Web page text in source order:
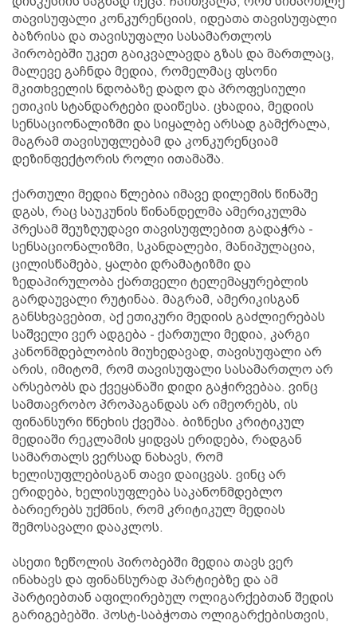
თავისუფალი კონკურენციის, იდეათა თავისუფალი
ბაზრისა და თავისუფალი სასამართლოს
პირობებში უკეთ გაიკვალავდა გზას და მართლაც,
მალევე გაჩნდა მედია, რომელმაც ფსონი
მკითხველის ნდობაზე დადო და პროფესიული
ეთიკის სტანდარტები დაიწესა. ცხადია, მედიის
სენსაციონალიზმი და სიყალბე არსად გამქრალა,
მაგრამ თავისუფლებამ და კონკურენციამ
დეზინფექტორის როლი ითამაშა.
ქართული მედია წლებია იმავე დილემის წინაშე
დგას, რაც საუკუნის წინანდელმა ამერიკულმა
პრესამ შეუზღუდავი თავისუფლებით გადაჭრა -
სენსაციონალიზმი, სკანდალები, მანიპულაცია,
ცილისწამება, ყალბი დრამატიზმი და
ზედაპირულობა ქართველი ტელემაყურებლის
გარდაუვალი რუტინაა. მაგრამ, ამერიკისგან
განსხვავებით, აქ ეთიკური მედიის გაძლიერებას
საშველი ვერ ადგება - ქართული მედია, კარგი
კანონმდებლობის მიუხედავად, თავისუფალი არ
არის, იმიტომ, რომ თავისუფალი სასამართლო არ
არსებობს და ქვეყანაში დიდი გაჭირვებაა. ვინც
სამთავრობო პროპაგანდას არ იმეორებს, ის
ფინანსური წნეხის ქვეშაა. ბიზნესი კრიტიკულ
მედიაში რეკლამის ყიდვას ერიდება, რადგან
სამართალს ვერსად ნახავს, რომ
ხელისუფლებისგან თავი დაიცვას. ვინც არ
ერიდება, ხელისუფლება საკანონმდებლო
ბარიერებს უქმნის, რომ კრიტიკულ მედიას
შემოსავალი დააკლოს.
ასეთი ზეწოლის პირობებში მედია თავს ვერ
ინახავს და ფინანსურად პარტიებზე და ამ
პარტიებთან აფილირებულ ოლიგარქებთან შედის
გარიგებებში. პოსტ-საბჭოთა ოლიგარქებისთვის,